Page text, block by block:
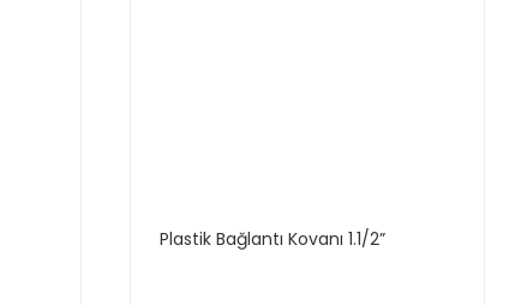
Plastik Bağlantı Kovanı 1.1/2”